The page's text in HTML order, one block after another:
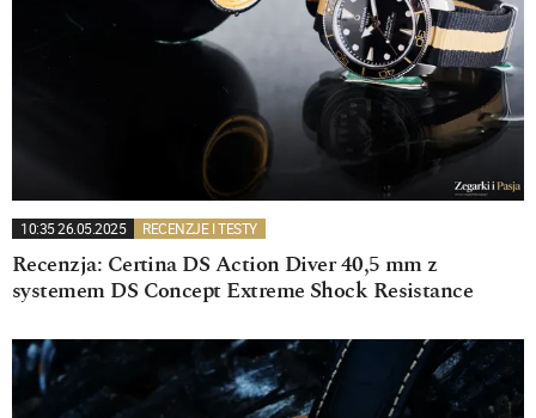
10:35 26.05.2025 RECENZJE I TESTY
Recenzja: Certina DS Action Diver 40,5 mm z
systemem DS Concept Extreme Shock Resistance